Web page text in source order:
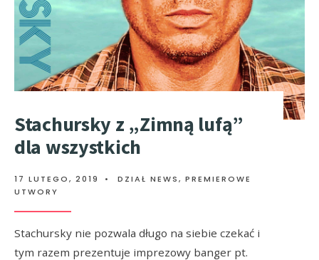
Stachursky z „Zimną lufą”
dla wszystkich
17 LUTEGO, 2019 • DZIAŁ NEWS, PREMIEROWE
UTWORY
Stachursky nie pozwala długo na siebie czekać i
tym razem prezentuje imprezowy banger pt.